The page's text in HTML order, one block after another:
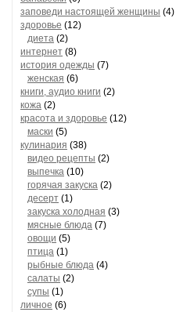
заповеди настоящей женщины (4)
здоровье (12)
диета (2)
интернет (8)
история одежды (7)
женская (6)
книги, аудио книги (2)
кожа (2)
красота и здоровье (12)
маски (5)
кулинария (38)
видео рецепты (2)
выпечка (10)
горячая закуска (2)
десерт (1)
закуска холодная (3)
мясные блюда (7)
овощи (5)
птица (1)
рыбные блюда (4)
салаты (2)
супы (1)
личное (6)